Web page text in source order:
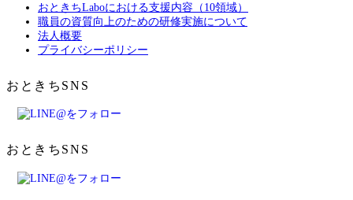
おときちLaboにおける支援内容（10領域）
職員の資質向上のための研修実施について
法人概要
プライバシーポリシー
おときちSNS
おときちSNS